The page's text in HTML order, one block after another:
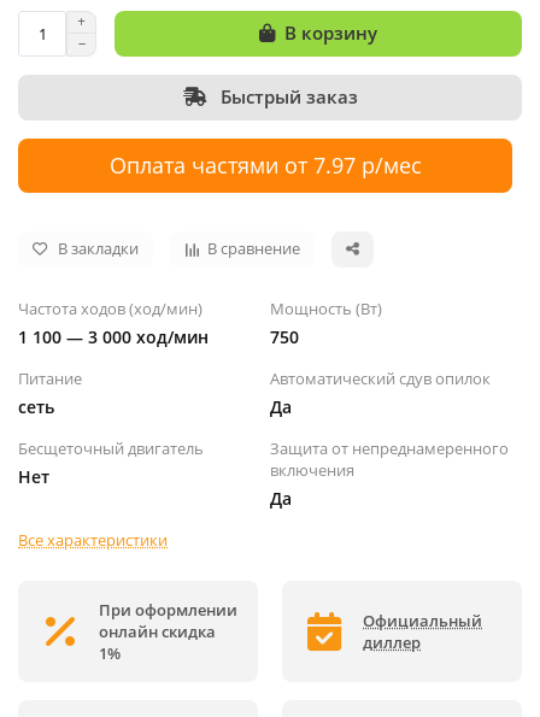
В корзину
Быстрый заказ
Оплата частями от 7.97 р/мес
В закладки В сравнение
Частота ходов (ход/мин)
1 100 — 3 000 ход/мин
Мощность (Вт)
750
Питание
сеть
Автоматический сдув опилок
Да
Бесщеточный двигатель
Нет
Защита от непреднамеренного
включения
Да
Все характеристики
При оформлении
онлайн скидка
1%
Официальный
диллер